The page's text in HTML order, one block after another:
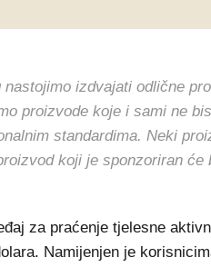
izdvajati odlične
proizvode koje i sami ne
standardima. Neki
koji je sponzoriran će
za praćenje tjelesne
Namijenjen je